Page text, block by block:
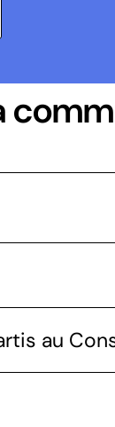
au